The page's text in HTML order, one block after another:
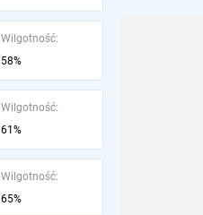
Wilgotność:
58%
Wilgotność:
61%
Wilgotność:
65%